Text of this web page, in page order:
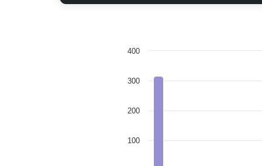
100
200
300
400